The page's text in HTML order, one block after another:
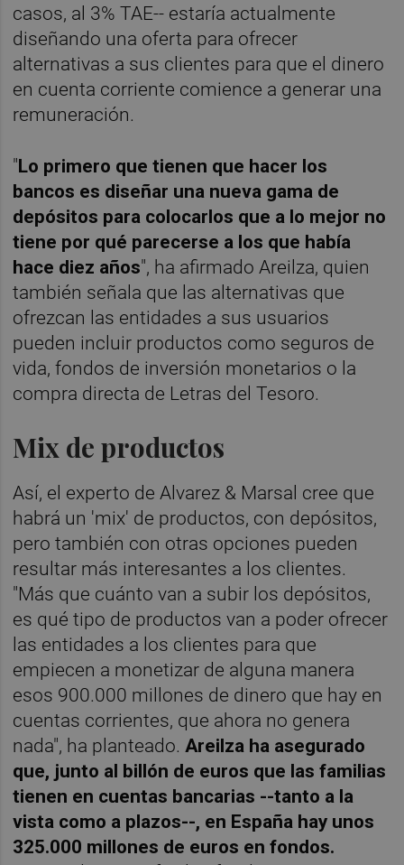
casos, al 3% TAE-- estaría actualmente
diseñando una oferta para ofrecer
alternativas a sus clientes para que el dinero
en cuenta corriente comience a generar una
remuneración.
"Lo primero que tienen que hacer los
bancos es diseñar una nueva gama de
depósitos para colocarlos que a lo mejor no
tiene por qué parecerse a los que había
hace diez años", ha afirmado Areilza, quien
también señala que las alternativas que
ofrezcan las entidades a sus usuarios
pueden incluir productos como seguros de
vida, fondos de inversión monetarios o la
compra directa de Letras del Tesoro.
Mix de productos
Así, el experto de Alvarez & Marsal cree que
habrá un 'mix' de productos, con depósitos,
pero también con otras opciones pueden
resultar más interesantes a los clientes.
"Más que cuánto van a subir los depósitos,
es qué tipo de productos van a poder ofrecer
las entidades a los clientes para que
empiecen a monetizar de alguna manera
esos 900.000 millones de dinero que hay en
cuentas corrientes, que ahora no genera
nada", ha planteado. Areilza ha asegurado
que, junto al billón de euros que las familias
tienen en cuentas bancarias --tanto a la
vista como a plazos--, en España hay unos
325.000 millones de euros en fondos.